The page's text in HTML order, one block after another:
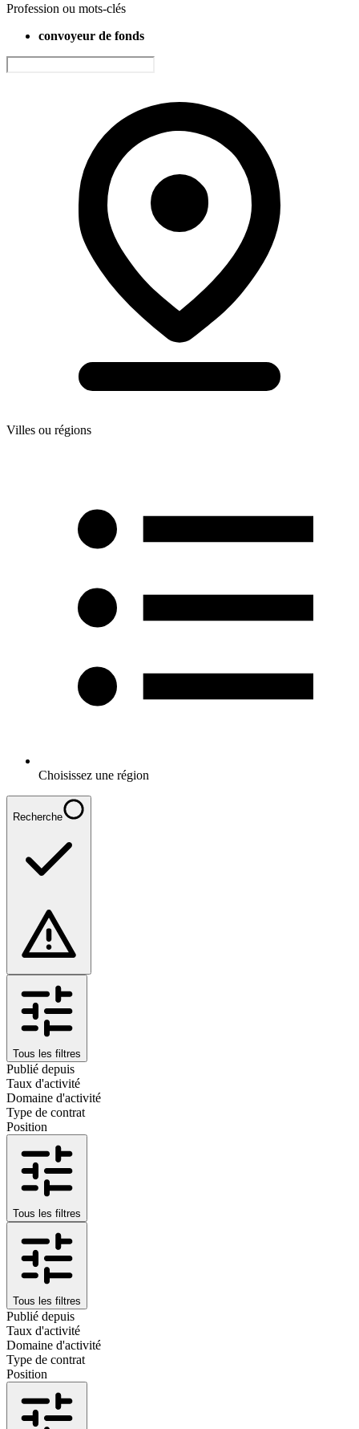
Profession ou mots-clés
convoyeur de fonds
Villes ou régions
Choisissez une région
Recherche
Tous les filtres
Publié depuis
Taux d'activité
Domaine d'activité
Type de contrat
Position
Tous les filtres
Tous les filtres
Publié depuis
Taux d'activité
Domaine d'activité
Type de contrat
Position